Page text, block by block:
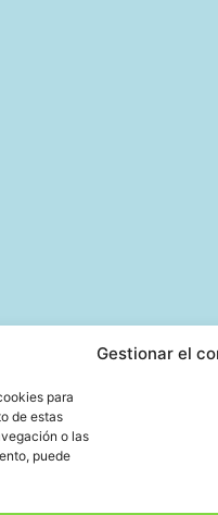
Gestionar el
para
de estas
o las
puede